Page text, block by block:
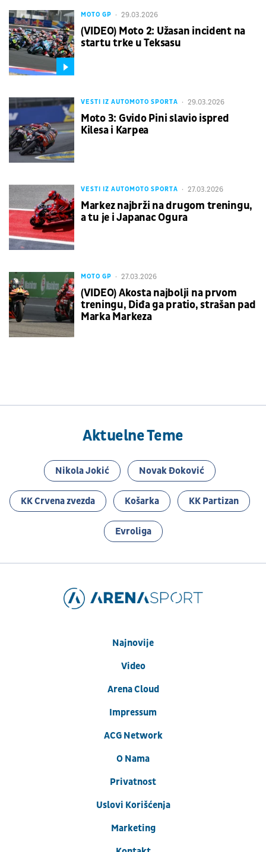
MOTO GP 29.03.2026
(VIDEO) Moto 2: Užasan incident na
startu trke u Teksasu
VESTI IZ AUTOMOTO SPORTA 29.03.2026
Moto 3: Gvido Pini slavio ispred
Kilesa i Karpea
VESTI IZ AUTOMOTO SPORTA 27.03.2026
Markez najbrži na drugom treningu,
a tu je i Japanac Ogura
MOTO GP 27.03.2026
(VIDEO) Akosta najbolji na prvom
treningu, Diđa ga pratio, strašan pad
Marka Markeza
Aktuelne Teme
Nikola Jokić Novak Đoković
KK Crvena zvezda Košarka KK Partizan
Evroliga
Najnovije
Video
Arena Cloud
Impressum
ACG Network
O Nama
Privatnost
Uslovi Korišćenja
Marketing